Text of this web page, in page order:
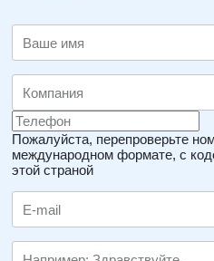
Пожалуйста, перепроверьте
международном формате, с
этой страной